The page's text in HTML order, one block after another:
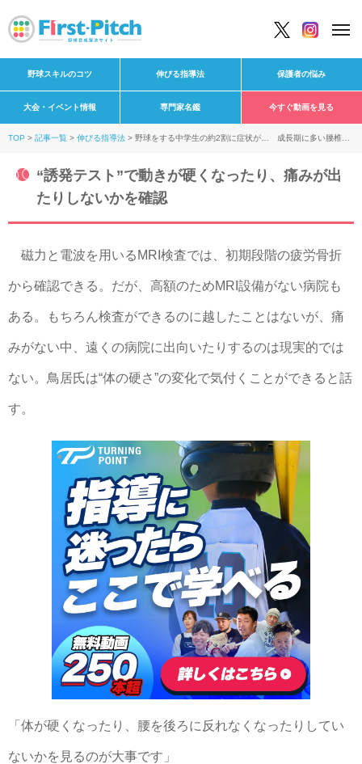
野球スキルのコツ 伸びる指導法 保護者の悩み
大会・イベント情報 専門家名鑑 今すぐ動画を見る
TOP 記事一覧 伸びる指導法
野球をする中学生の約2割に症状が… 成長期に多い腰椎分
“誘発テスト”で動きが硬くなったり、痛みが出
たりしないかを確認
磁力と電波を用いるMRI検査では、初期段階の疲労骨折
から確認できる。だが、高額のためMRI設備がない病院も
ある。もちろん検査ができるのに越したことはないが、痛
みがない中、遠くの病院に出向いたりするのは現実的では
ない。鳥居氏は“体の硬さ”の変化で気付くことができると話
す。
「体が硬くなったり、腰を後ろに反れなくなったりしてい
ないかを見るのが大事です」